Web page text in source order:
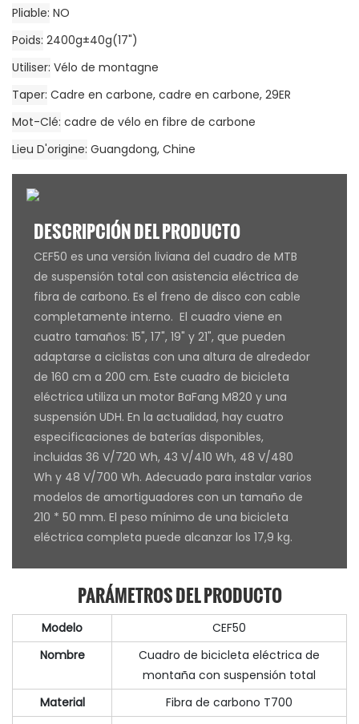
Pliable NO
Poids 2400g±40g(17")
Utiliser Vélo de montagne
Taper Cadre en carbone, cadre en carbone, 29ER
Mot-Clé cadre de vélo en fibre de carbone
Lieu D'origine Guangdong, Chine
DESCRIPCIÓN DEL PRODUCTO
CEF50 es una versión liviana del cuadro de MTB
de suspensión total con asistencia eléctrica de
fibra de carbono. Es el freno de disco con cable
completamente interno. El cuadro viene en
cuatro tamaños: 15", 17", 19" y 21", que pueden
adaptarse a ciclistas con una altura de alrededor
de 160 cm a 200 cm. Este cuadro de bicicleta
eléctrica utiliza un motor BaFang M820 y una
suspensión UDH. En la actualidad, hay cuatro
especificaciones de baterías disponibles,
incluidas 36 V/720 Wh, 43 V/410 Wh, 48 V/480
Wh y 48 V/700 Wh. Adecuado para instalar varios
modelos de amortiguadores con un tamaño de
210 * 50 mm. El peso mínimo de una bicicleta
eléctrica completa puede alcanzar los 17,9 kg.
PARÁMETROS DEL PRODUCTO
Modelo
CEF50
Nombre
Cuadro de bicicleta eléctrica de
montaña con suspensión total
Material
Fibra de carbono T700